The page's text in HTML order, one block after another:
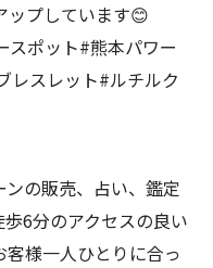
ップしています😊
スポット#熊本パワー
レスレット#ルチルク
の販売、占い、鑑定
6分のアクセスの良い
様一人ひとりに合っ